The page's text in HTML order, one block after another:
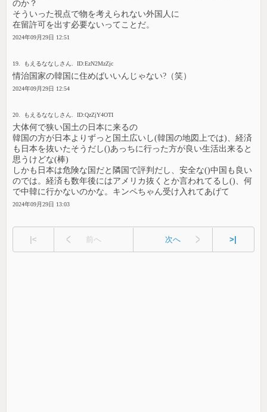
のか？
そういった視点で物を考えられない外国人に
在留許可を出す必要ないってことだ。
2024年09月29日 12:51
19. もえるななしさん. ID:EzN2MzZjc
情治国家の韓国に住めばいいんじゃない?（笑）
2024年09月29日 12:54
20. もえるななしさん. ID:QzZjY4OTI
大体何で狭い国土の日本に来るの
韓国の方が日本よりずっと国土広いし(韓国の地図上では)、経済
も日本を抜いたそうだし()あっちに行った方が良い生活出来ると
思うけどな(棒)
しかも日本は危険な国だと隣国で評判だし、安全な()中国も良い
のでは。経済も数年後にはアメリカ抜くとか言われてるし()、何
で中韓に行かないのかな。キンペちゃん受け入れてあげて
2024年09月29日 13:03
|< 前へ 次へ >|